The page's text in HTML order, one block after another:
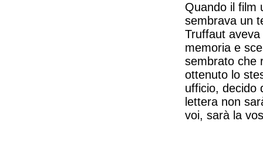
Quando il film
sembrava un
Truffaut
memoria e
sembrato che
ottenuto lo
ufficio, decido
lettera non
voi, sarà la